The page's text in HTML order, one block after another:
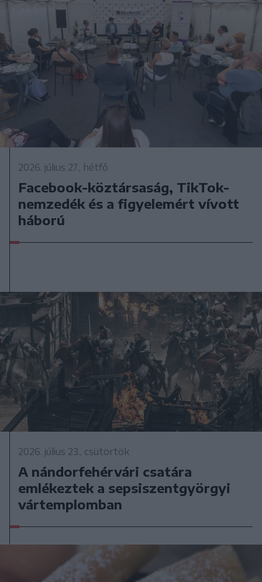
2026. július 27., hétfő
Facebook-köztársaság, TikTok-
nemzedék és a figyelemért vívott
háború
2026. július 23., csütörtök
A nándorfehérvári csatára
emlékeztek a sepsiszentgyörgyi
vártemplomban